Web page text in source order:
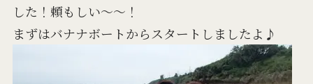
した！頼もしい～～！
まずはバナナボートからスタートしましたよ♪